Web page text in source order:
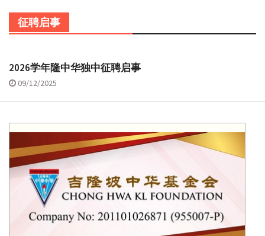
征聘启事
2026学年隆中华独中征聘启事
09/12/2025